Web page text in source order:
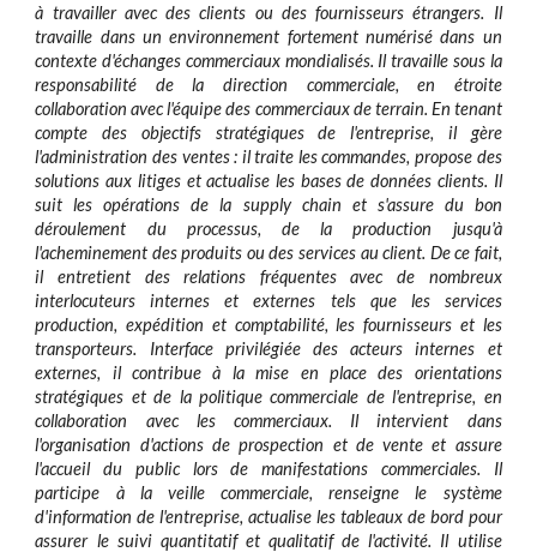
à travailler avec des clients ou des fournisseurs étrangers. Il
travaille dans un environnement fortement numérisé dans un
contexte d'échanges commerciaux mondialisés. Il travaille sous la
responsabilité de la direction commerciale, en étroite
collaboration avec l'équipe des commerciaux de terrain. En tenant
compte des objectifs stratégiques de l'entreprise, il gère
l'administration des ventes : il traite les commandes, propose des
solutions aux litiges et actualise les bases de données clients. Il
suit les opérations de la supply chain et s'assure du bon
déroulement du processus, de la production jusqu'à
l'acheminement des produits ou des services au client. De ce fait,
il entretient des relations fréquentes avec de nombreux
interlocuteurs internes et externes tels que les services
production, expédition et comptabilité, les fournisseurs et les
transporteurs. Interface privilégiée des acteurs internes et
externes, il contribue à la mise en place des orientations
stratégiques et de la politique commerciale de l'entreprise, en
collaboration avec les commerciaux. Il intervient dans
l'organisation d'actions de prospection et de vente et assure
l'accueil du public lors de manifestations commerciales. Il
participe à la veille commerciale, renseigne le système
d'information de l'entreprise, actualise les tableaux de bord pour
assurer le suivi quantitatif et qualitatif de l'activité. Il utilise